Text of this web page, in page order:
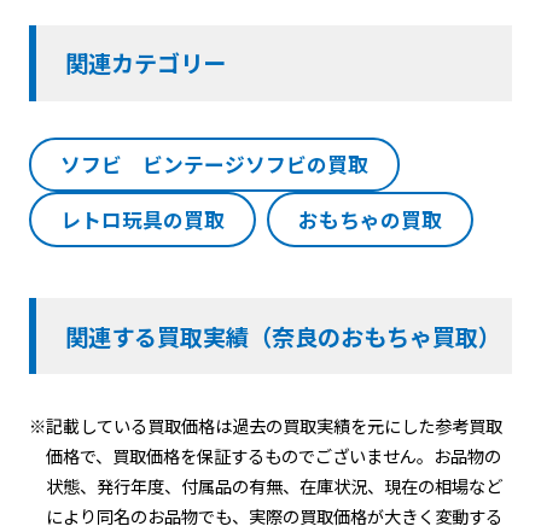
関連カテゴリー
ソフビ ビンテージソフビの買取
レトロ玩具の買取
おもちゃの買取
関連する買取実績（奈良のおもちゃ買取）
※記載している買取価格は過去の買取実績を元にした参考買取
価格で、買取価格を保証するものでございません。お品物の
状態、発行年度、付属品の有無、在庫状況、現在の相場など
により同名のお品物でも、実際の買取価格が大きく変動する